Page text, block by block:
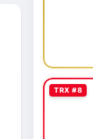
TRX #8